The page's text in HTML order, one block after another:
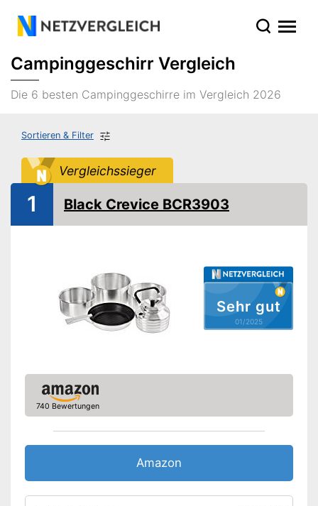
Campinggeschirr Vergleich
Die 6 besten Campinggeschirre im Vergleich 2026
Sortieren & Filter
Vergleichssieger
Sehr gut
01/2025
1 Black Crevice BCR3903
740 Bewertungen
Amazon